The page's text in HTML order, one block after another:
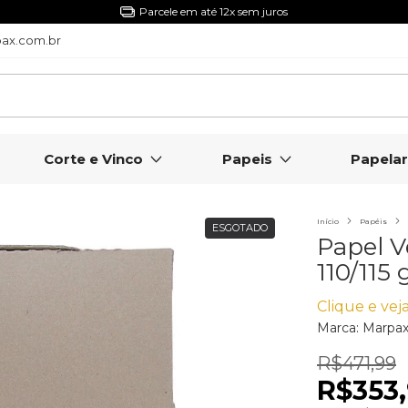
5% Off com o Cupom NIVERMPX
Corte e Vinco Papeis
ESGOTADO Início Papéis
Papel
110/
Clique e
Marca: Marpax
R$471,99